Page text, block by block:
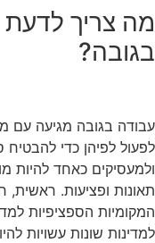
מה צריך
בגובה?
עבודה בגובה מגיעה עם
לפעול לפיהן כדי
ולמעסיקים כאחד להיות
תאונות ופציעות.
המקומיות הספציפיות
למדינות שונות עשויות